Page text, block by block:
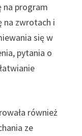
na program
na zwrotach i
się w
pytania o
również
ze